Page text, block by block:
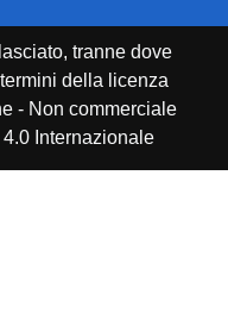
tranne dove
della licenza
- Non commerciale
Internazionale